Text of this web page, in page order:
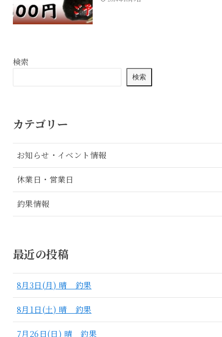
検索
検索
カテゴリー
お知らせ・イベント情報
休業日・営業日
釣果情報
最近の投稿
8月3日(月) 晴 釣果
8月1日(土) 晴 釣果
7月26日(日) 晴 釣果